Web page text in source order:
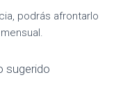
podrás afrontarlo
sugerido